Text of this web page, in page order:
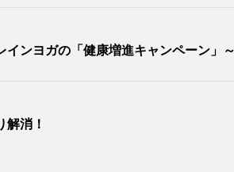
ンヨガの「健康増進キャンペーン」
解消！